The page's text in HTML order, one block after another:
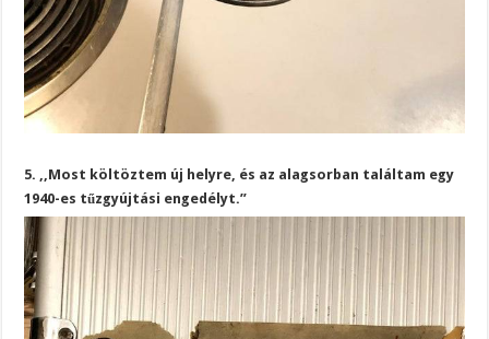
5. ,,Most költöztem új helyre, és az alagsorban találtam egy
1940-es tűzgyújtási engedélyt.”